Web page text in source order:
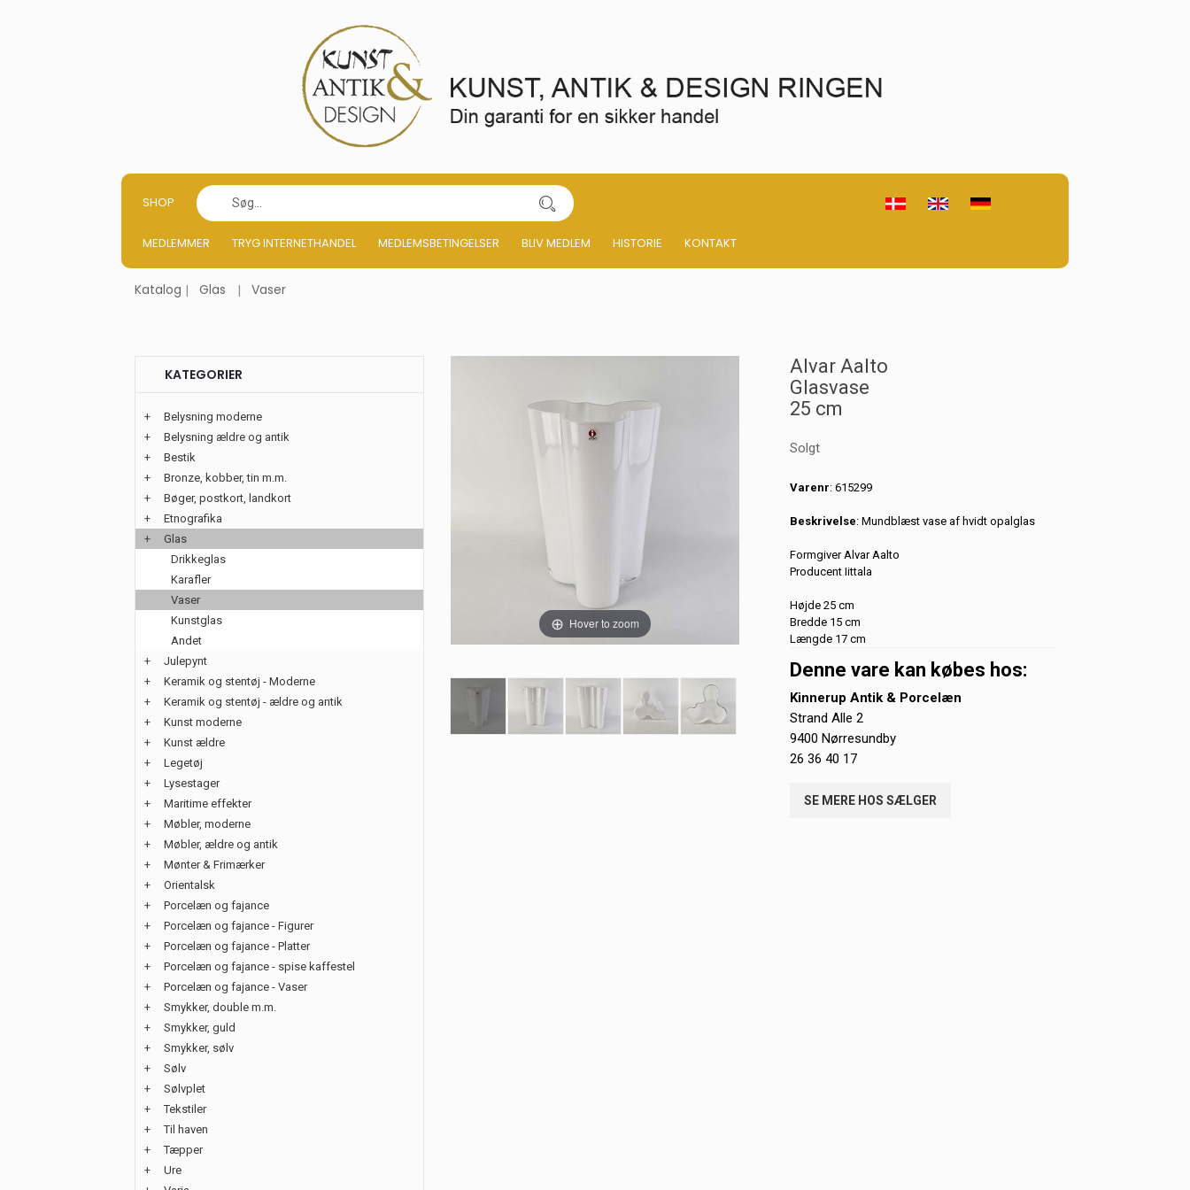
SHOP
MEDLEMMER TRYG INTERNETHANDEL MEDLEMSBETINGELSER BLIV MEDLEM HISTORIE KONTAKT
Katalog Glas Vaser
KATEGORIER
+
Belysning moderne
+
Belysning ældre og antik
+
Bestik
+
Bronze, kobber, tin m.m.
+
Bøger, postkort, landkort
+
Etnografika
+
Glas
Drikkeglas
Karafler
Vaser
Kunstglas
Andet
+
Julepynt
+
Keramik og stentøj - Moderne
+
Keramik og stentøj - ældre og antik
+
Kunst moderne
+
Kunst ældre
+
Legetøj
+
Lysestager
+
Maritime effekter
+
Møbler, moderne
+
Møbler, ældre og antik
+
Mønter & Frimærker
+
Orientalsk
+
Porcelæn og fajance
+
Porcelæn og fajance - Figurer
+
Porcelæn og fajance - Platter
+
Porcelæn og fajance - spise kaffestel
+
Porcelæn og fajance - Vaser
+
Smykker, double m.m.
+
Smykker, guld
+
Smykker, sølv
+
Sølv
+
Sølvplet
+
Tekstiler
+
Til haven
+
Tæpper
+
Ure
Hover to zoom
Alvar Aalto
Glasvase
25 cm
Solgt
Varenr: 615299
Beskrivelse: Mundblæst vase af hvidt opalglas
Formgiver Alvar Aalto
Producent Iittala
Højde 25 cm
Bredde 15 cm
Længde 17 cm
Denne vare kan købes hos:
Kinnerup Antik & Porcelæn
Strand Alle 2
9400 Nørresundby
26 36 40 17
SE MERE HOS SÆLGER